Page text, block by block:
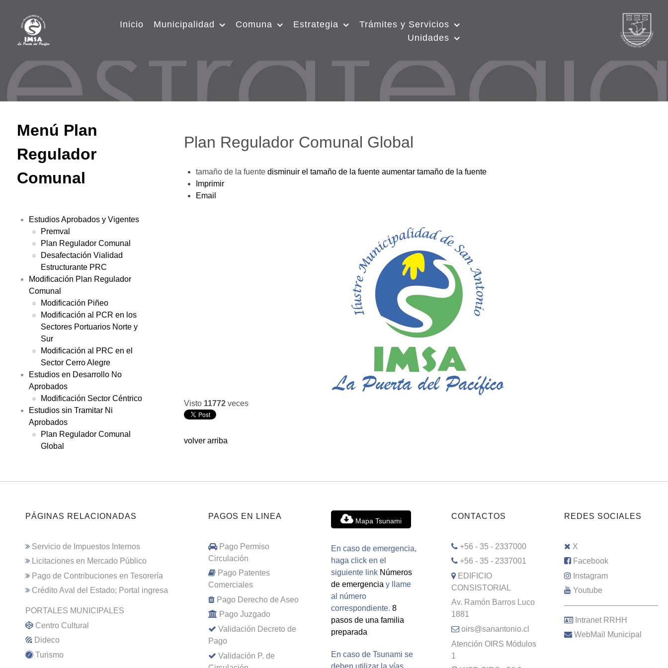
Inicio Municipalidad Comuna Estrategia
Trámites y Servicios
Unidades
Menú Plan
Regulador
Comunal
Estudios Aprobados y Vigentes
Premval
Plan Regulador Comunal
Desafectación Vialidad
Estructurante PRC
Modificación Plan Regulador
Comunal
Modificación Piñeo
Modificación al PCR en los
Sectores Portuarios Norte y
Sur
Modificación al PRC en el
Sector Cerro Alegre
Estudios en Desarrollo No
Aprobados
Modificación Sector Céntrico
Estudios sin Tramitar Ni
Aprobados
Plan Regulador Comunal
Global
Plan Regulador Comunal Global
tamaño de la fuente disminuir el tamaño de la fuente aumentar tamaño de la fuente
Imprimir
Email
Visto 11772 veces
volver arriba
PÁGINAS RELACIONADAS
Servicio de Impuestos Internos
Licitaciones en Mercado Público
Pago de Contribuciones en Tesorería
Crédito Aval del Estado; Portal ingresa
PORTALES MUNICIPALES
Centro Cultural
Dideco
Turismo
PAGOS EN LINEA
Pago Permiso
Circulación
Pago Patentes
Comerciales
Pago Derecho de Aseo
Pago Juzgado
Validación Decreto de
Pago
Validación P. de
Mapa Tsunami
En caso de emergencia,
haga click en el
siguiente link Números
de emergencia y llame
al número
correspondiente. 8
pasos de una familia
preparada
En caso de Tsunami se
deben utilizar la vías
CONTACTOS
+56 - 35 - 2337000
+56 - 35 - 2337001
EDIFICIO
CONSISTORIAL
Av. Ramón Barros Luco
1881
oirs@sanantonio.cl
Atención OIRS Módulos
1
REDES SOCIALES
X
Facebook
Instagram
Youtube
–––––––––––––––––––––
Intranet RRHH
WebMail Municipal